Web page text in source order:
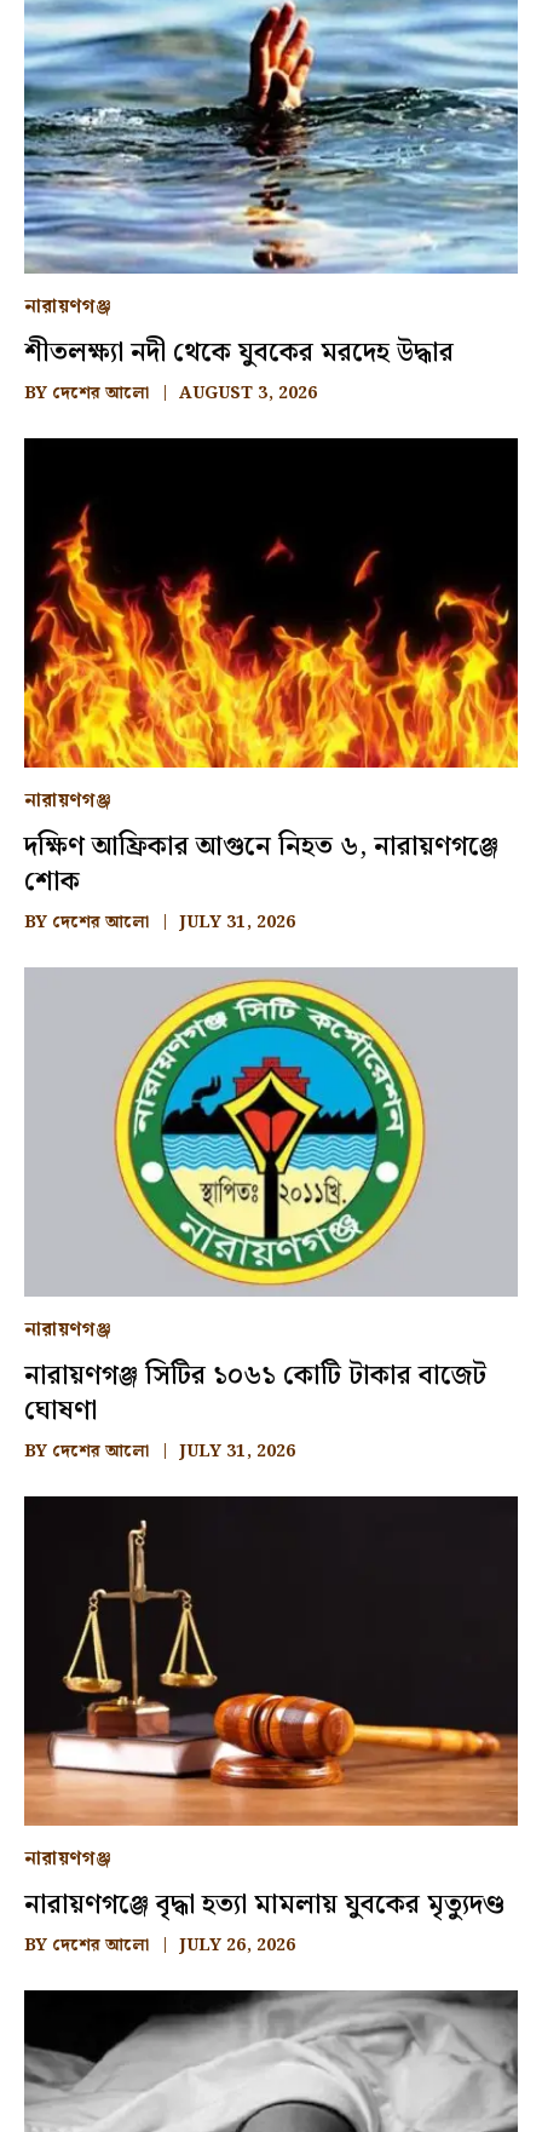
নারায়ণগঞ্জ
শীতলক্ষ্যা নদী থেকে যুবকের মরদেহ উদ্ধার
BY দেশের আলো AUGUST 3, 2026
নারায়ণগঞ্জ
দক্ষিণ আফ্রিকার আগুনে নিহত ৬, নারায়ণগঞ্জে
শোক
BY দেশের আলো JULY 31, 2026
নারায়ণগঞ্জ
নারায়ণগঞ্জ সিটির ১০৬১ কোটি টাকার বাজেট
ঘোষণা
BY দেশের আলো JULY 31, 2026
নারায়ণগঞ্জ
নারায়ণগঞ্জে বৃদ্ধা হত্যা মামলায় যুবকের মৃত্যুদণ্ড
BY দেশের আলো JULY 26, 2026